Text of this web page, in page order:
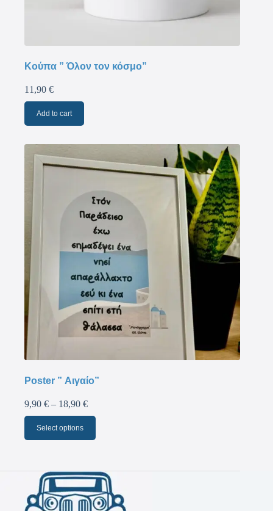
Κούπα ” Όλον τον κόσμο”
11,90 €
Add to cart
Poster ” Αιγαίο”
9,90 € – 18,90 €
Select options